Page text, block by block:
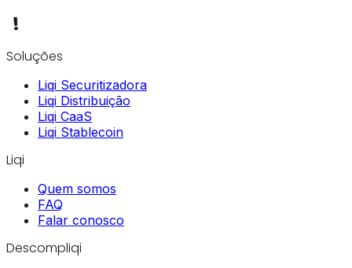
Soluções
Liqi Securitizadora
Liqi Distribuição
Liqi CaaS
Liqi Stablecoin
Liqi
Quem somos
FAQ
Falar conosco
Descompliqi